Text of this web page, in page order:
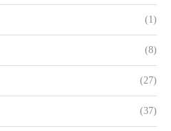
(1)
(8)
(27)
(37)